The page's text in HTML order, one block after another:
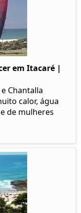
em Itacaré |
Chantalla
calor, água
de mulheres